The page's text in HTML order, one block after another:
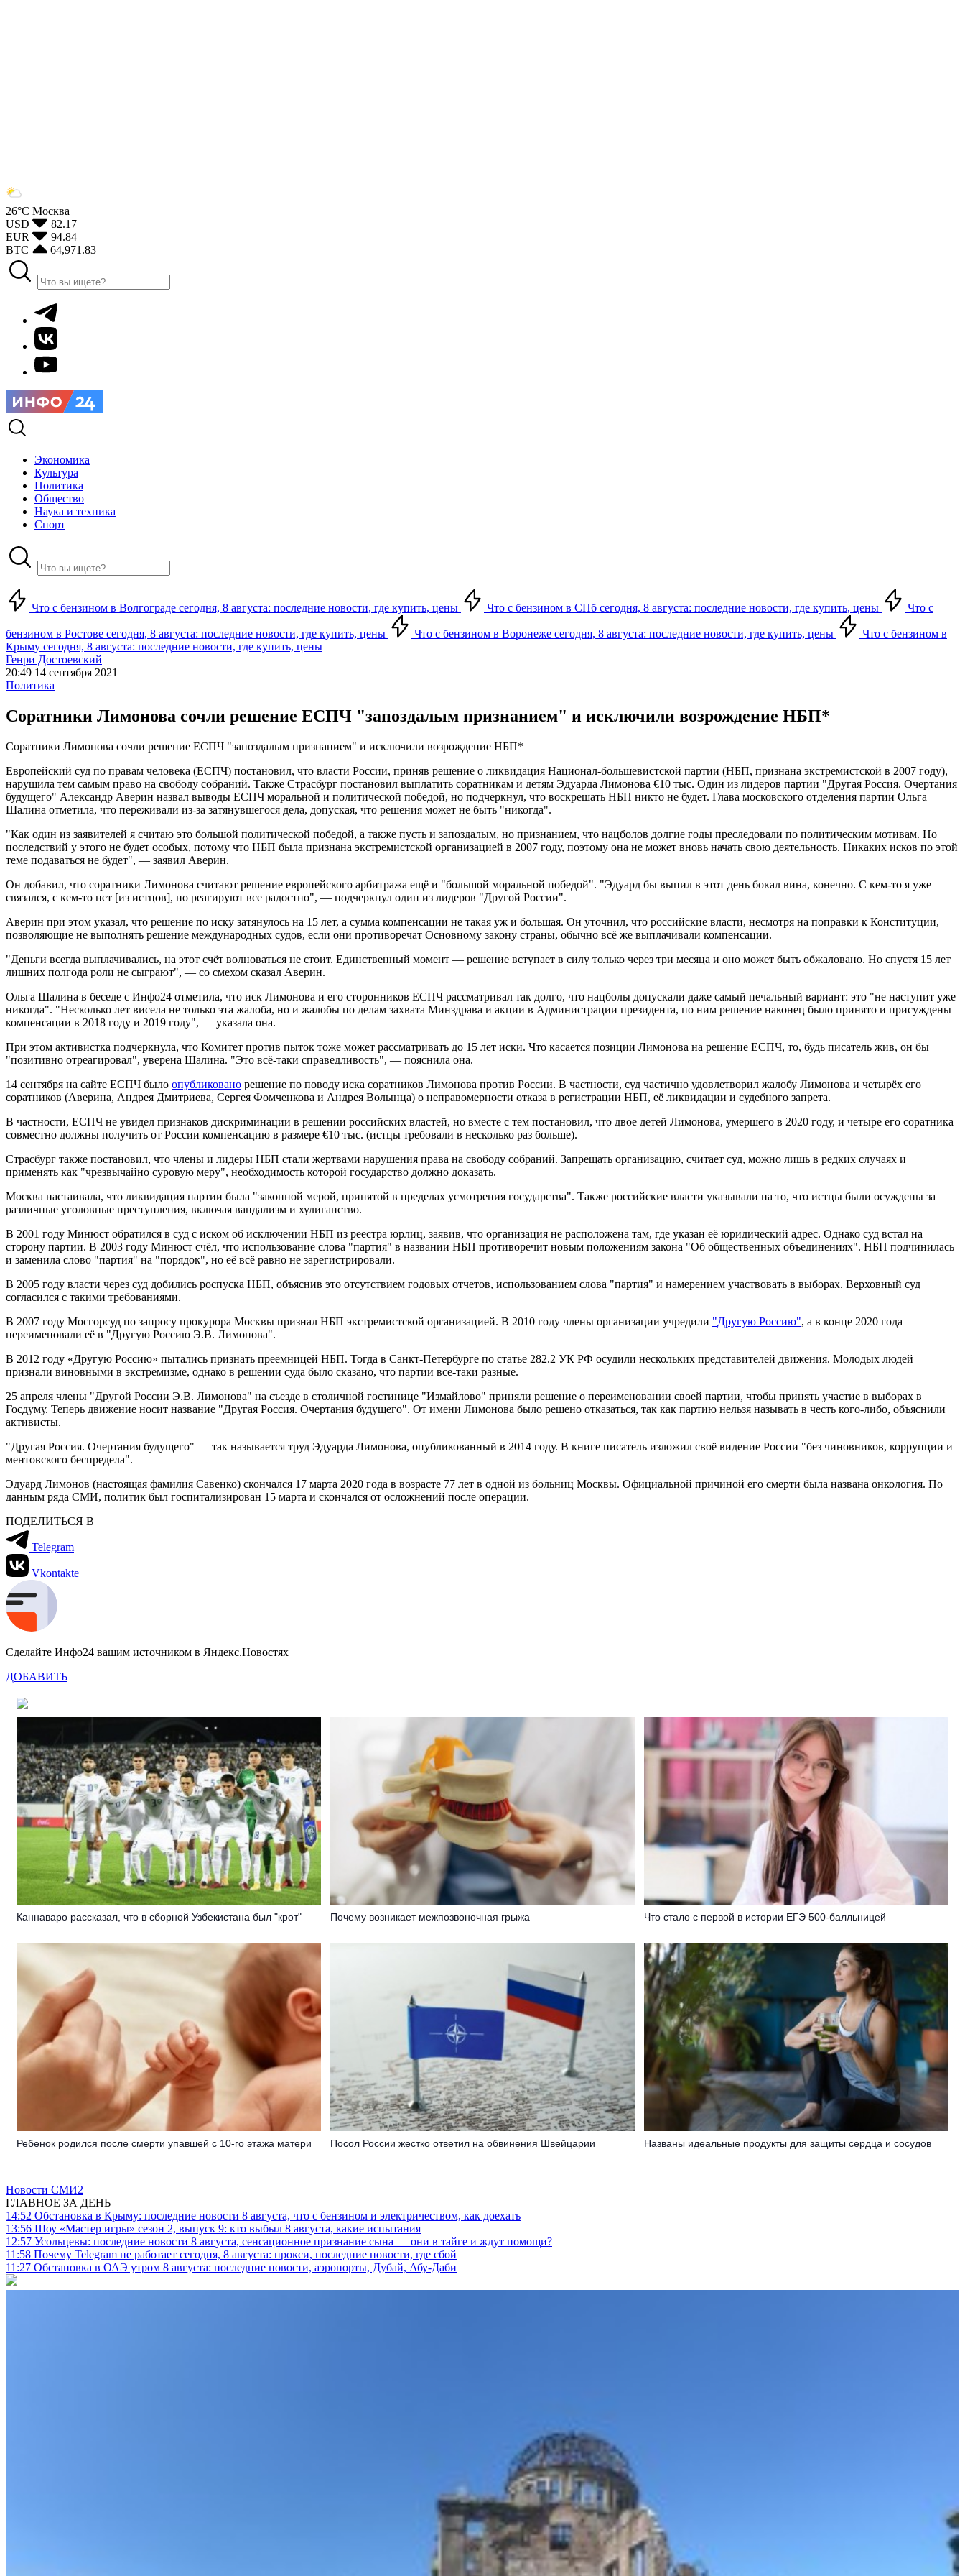
26°С Москва
USD
82.17
EUR
94.84
BTC
64,971.83
Экономика
Культура
Политика
Общество
Наука и техника
Спорт
Что с бензином в Волгограде сегодня, 8 августа: последние новости, где купить, цены Что с бензином в СПб сегодня, 8 августа: последние новости, где купить, цены Что с
бензином в Ростове сегодня, 8 августа: последние новости, где купить, цены Что с бензином в Воронеже сегодня, 8 августа: последние новости, где купить, цены
Что с бензином в
Крыму сегодня, 8 августа: последние новости, где купить, цены
Генри Достоевский
20:49 14 сентября 2021
Политика
Соратники Лимонова сочли решение ЕСПЧ "запоздалым признанием" и исключили возрождение НБП*
Соратники Лимонова сочли решение ЕСПЧ "запоздалым признанием" и исключили возрождение НБП*
Европейский суд по правам человека (ЕСПЧ) постановил, что власти России, приняв решение о ликвидация Национал-большевистской партии (НБП, признана экстремистской в 2007 году),
нарушила тем самым право на свободу собраний. Также Страсбург постановил выплатить соратникам и детям Эдуарда Лимонова €10 тыс. Один из лидеров партии "Другая Россия. Очертания
будущего" Александр Аверин назвал выводы ЕСПЧ моральной и политической победой, но подчеркнул, что воскрешать НБП никто не будет. Глава московского отделения партии Ольга
Шалина отметила, что переживали из-за затянувшегося дела, допуская, что решения может не быть "никогда".
"Как один из заявителей я считаю это большой политической победой, а также пусть и запоздалым, но признанием, что нацболов долгие годы преследовали по политическим мотивам. Но
последствий у этого не будет особых, потому что НБП была признана экстремистской организацией в 2007 году, поэтому она не может вновь начать свою деятельность. Никаких исков по этой
теме подаваться не будет", — заявил Аверин.
Он добавил, что соратники Лимонова считают решение европейского арбитража ещё и "большой моральной победой". "Эдуард бы выпил в этот день бокал вина, конечно. С кем-то я уже
связался, с кем-то нет [из истцов], но реагируют все радостно", — подчеркнул один из лидеров "Другой России".
Аверин при этом указал, что решение по иску затянулось на 15 лет, а сумма компенсации не такая уж и большая. Он уточнил, что российские власти, несмотря на поправки к Конституции,
позволяющие не выполнять решение международных судов, если они противоречат Основному закону страны, обычно всё же выплачивали компенсации.
"Деньги всегда выплачивались, на этот счёт волноваться не стоит. Единственный момент — решение вступает в силу только через три месяца и оно может быть обжаловано. Но спустя 15 лет
лишних полгода роли не сыграют", — со смехом сказал Аверин.
Ольга Шалина в беседе с Инфо24 отметила, что иск Лимонова и его сторонников ЕСПЧ рассматривал так долго, что нацболы допускали даже самый печальный вариант: это "не наступит уже
никогда". "Несколько лет висела не только эта жалоба, но и жалобы по делам захвата Минздрава и акции в Администрации президента, по ним решение наконец было принято и присуждены
компенсации в 2018 году и 2019 году", — указала она.
При этом активистка подчеркнула, что Комитет против пыток тоже может рассматривать до 15 лет иски. Что касается позиции Лимонова на решение ЕСПЧ, то, будь писатель жив, он бы
"позитивно отреагировал", уверена Шалина. "Это всё-таки справедливость", — пояснила она.
14 сентября на сайте ЕСПЧ было опубликовано решение по поводу иска соратников Лимонова против России. В частности, суд частично удовлетворил жалобу Лимонова и четырёх его
соратников (Аверина, Андрея Дмитриева, Сергея Фомченкова и Андрея Волынца) о неправомерности отказа в регистрации НБП, её ликвидации и судебного запрета.
В частности, ЕСПЧ не увидел признаков дискриминации в решении российских властей, но вместе с тем постановил, что двое детей Лимонова, умершего в 2020 году, и четыре его соратника
совместно должны получить от России компенсацию в размере €10 тыс. (истцы требовали в несколько раз больше).
Страсбург также постановил, что члены и лидеры НБП стали жертвами нарушения права на свободу собраний. Запрещать организацию, считает суд, можно лишь в редких случаях и
применять как "чрезвычайно суровую меру", необходимость которой государство должно доказать.
Москва настаивала, что ликвидация партии была "законной мерой, принятой в пределах усмотрения государства". Также российские власти указывали на то, что истцы были осуждены за
различные уголовные преступления, включая вандализм и хулиганство.
В 2001 году Минюст обратился в суд с иском об исключении НБП из реестра юрлиц, заявив, что организация не расположена там, где указан её юридический адрес. Однако суд встал на
сторону партии. В 2003 году Минюст счёл, что использование слова "партия" в названии НБП противоречит новым положениям закона "Об общественных объединениях". НБП подчинилась
и заменила слово "партия" на "порядок", но её всё равно не зарегистрировали.
В 2005 году власти через суд добились роспуска НБП, объяснив это отсутствием годовых отчетов, использованием слова "партия" и намерением участвовать в выборах. Верховный суд
согласился с такими требованиями.
В 2007 году Мосгорсуд по запросу прокурора Москвы признал НБП экстремистской организацией. В 2010 году члены организации учредили "Другую Россию", а в конце 2020 года
переименовали её в "Другую Россию Э.В. Лимонова".
В 2012 году «Другую Россию» пытались признать преемницей НБП. Тогда в Санкт-Петербурге по статье 282.2 УК РФ осудили нескольких представителей движения. Молодых людей
признали виновными в экстремизме, однако в решении суда было сказано, что партии все-таки разные.
25 апреля члены "Другой России Э.В. Лимонова" на съезде в столичной гостинице "Измайлово" приняли решение о переименовании своей партии, чтобы принять участие в выборах в
Госдуму. Теперь движение носит название "Другая Россия. Очертания будущего". От имени Лимонова было решено отказаться, так как партию нельзя называть в честь кого-либо, объяснили
активисты.
"Другая Россия. Очертания будущего" — так называется труд Эдуарда Лимонова, опубликованный в 2014 году. В книге писатель изложил своё видение России "без чиновников, коррупции и
ментовского беспредела".
Эдуард Лимонов (настоящая фамилия Савенко) скончался 17 марта 2020 года в возрасте 77 лет в одной из больниц Москвы. Официальной причиной его смерти была названа онкология. По
данным ряда СМИ, политик был госпитализирован 15 марта и скончался от осложнений после операции.
ПОДЕЛИТЬСЯ В
Telegram
Vkontakte
Сделайте Инфо24 вашим источником в Яндекс.Новостях
ДОБАВИТЬ
Каннаваро рассказал, что в сборной Узбекистана был "крот" Почему возникает межпозвоночная грыжа Что стало с первой в истории ЕГЭ 500-балльницей
Ребенок родился после смерти упавшей с 10-го этажа матери Посол России жестко ответил на обвинения Швейцарии Названы идеальные продукты для защиты сердца и сосудов
Новости СМИ2
ГЛАВНОЕ ЗА ДЕНЬ
14:52 Обстановка в Крыму: последние новости 8 августа, что с бензином и электричеством, как доехать
13:56 Шоу «Мастер игры» сезон 2, выпуск 9: кто выбыл 8 августа, какие испытания
12:57 Усольцевы: последние новости 8 августа, сенсационное признание сына — они в тайге и ждут помощи?
11:58 Почему Telegram не работает сегодня, 8 августа: прокси, последние новости, где сбой
11:27 Обстановка в ОАЭ утром 8 августа: последние новости, аэропорты, Дубай, Абу-Даби